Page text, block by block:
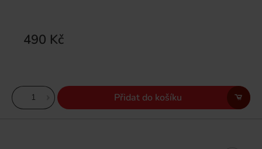
490 Kč
Přidat do košíku